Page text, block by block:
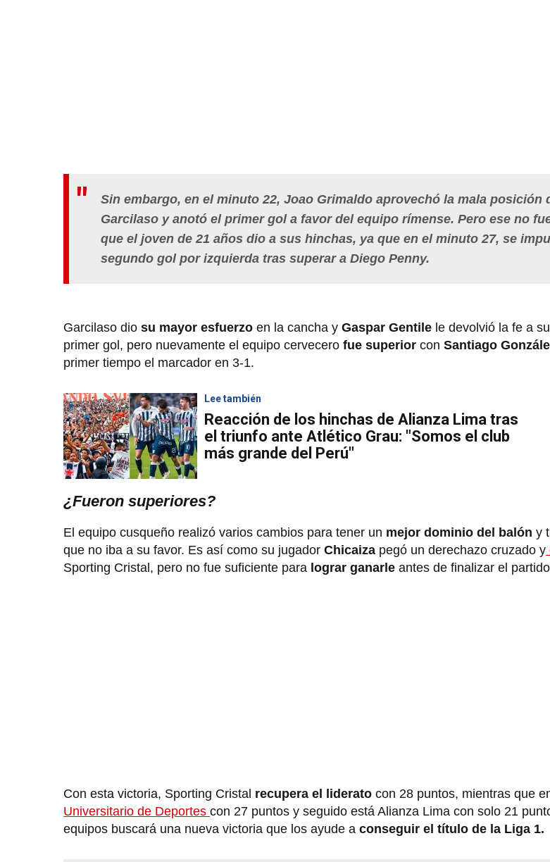
Sin embargo, en el minuto 22, Joao Grimaldo aprovechó la mala posición
Garcilaso y anotó el primer gol a favor del equipo rímense. Pero ese no
que el joven de 21 años dio a sus hinchas, ya que en el minuto 27, se
segundo gol por izquierda tras superar a Diego Penny.
Garcilaso dio su mayor esfuerzo en la cancha y Gaspar Gentile le devolvió la fe a
primer gol, pero nuevamente el equipo cervecero fue superior con Santiago
primer tiempo el marcador en 3-1.
Lee también
Reacción de los hinchas de Alianza Lima tras
el triunfo ante Atlético Grau: "Somos el club
más grande del Perú"
¿Fueron superiores?
El equipo cusqueño realizó varios cambios para tener un mejor dominio del balón y
que no iba a su favor. Es así como su jugador Chicaiza pegó un derechazo cruzado y
Sporting Cristal, pero no fue suficiente para lograr ganarle antes de finalizar el
Con esta victoria, Sporting Cristal recupera el liderato con 28 puntos, mientras que
Universitario de Deportes con 27 puntos y seguido está Alianza Lima con solo 21
equipos buscará una nueva victoria que los ayude a conseguir el título de la Liga 1.